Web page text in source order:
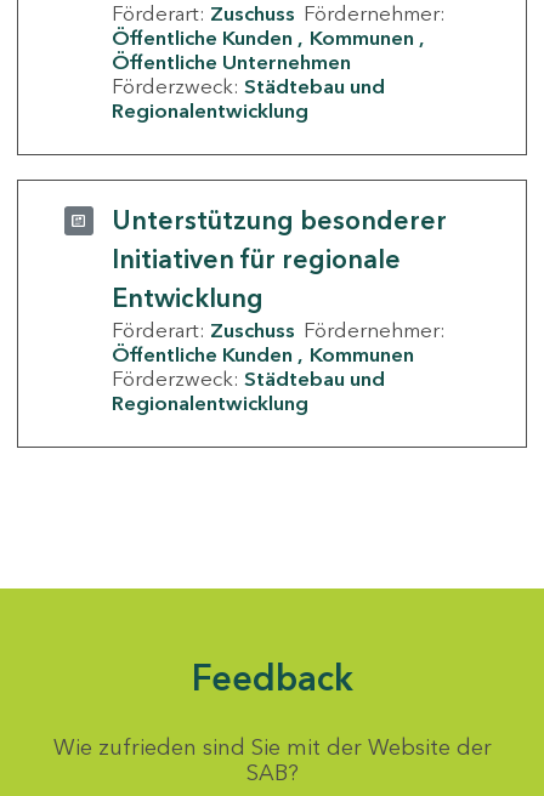
Förderart: Zuschuss Fördernehmer:
Öffentliche Kunden
Kommunen
Öffentliche Unternehmen
Förderzweck: Städtebau und
Regionalentwicklung
Unterstützung besonderer
Initiativen für regionale
Entwicklung
Förderart: Zuschuss Fördernehmer:
Öffentliche Kunden
Kommunen
Förderzweck: Städtebau und
Regionalentwicklung
Feedback
Wie zufrieden sind Sie mit der Website der
SAB?